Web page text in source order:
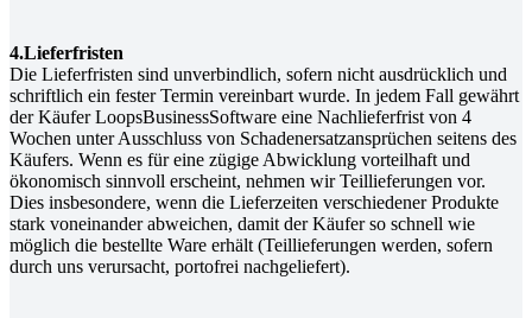
4.Lieferfristen
Die Lieferfristen sind unverbindlich, sofern nicht ausdrücklich und
schriftlich ein fester Termin vereinbart wurde. In jedem Fall gewährt
der Käufer LoopsBusinessSoftware eine Nachlieferfrist von 4
Wochen unter Ausschluss von Schadenersatzansprüchen seitens des
Käufers. Wenn es für eine zügige Abwicklung vorteilhaft und
ökonomisch sinnvoll erscheint, nehmen wir Teillieferungen vor.
Dies insbesondere, wenn die Lieferzeiten verschiedener Produkte
stark voneinander abweichen, damit der Käufer so schnell wie
möglich die bestellte Ware erhält (Teillieferungen werden, sofern
durch uns verursacht, portofrei nachgeliefert).